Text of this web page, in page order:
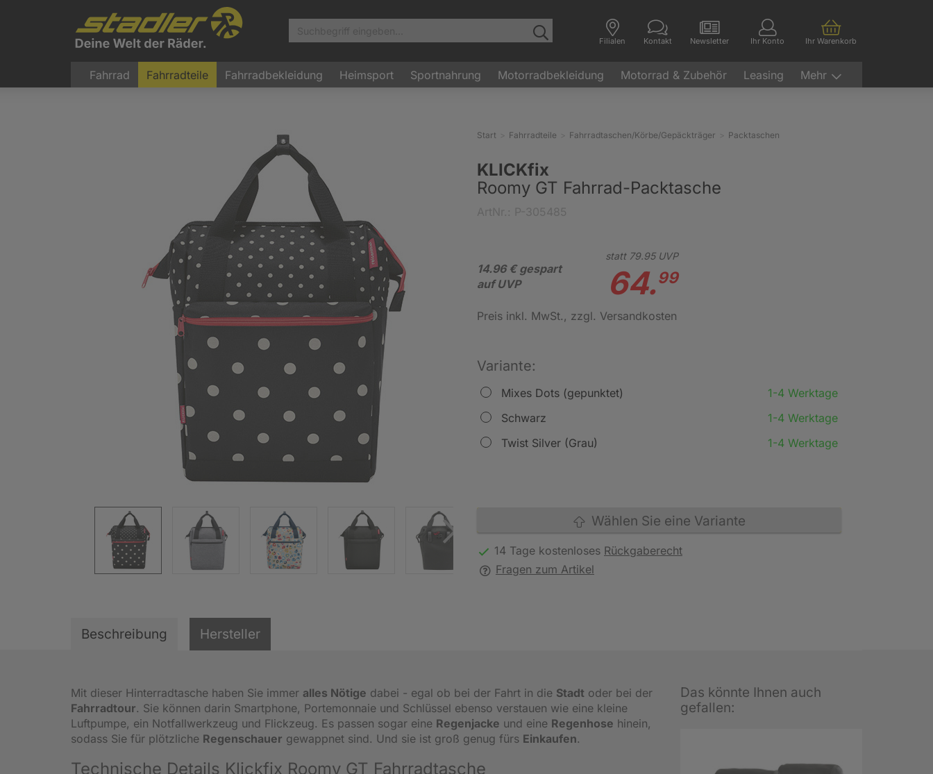
Filialen Kontakt Newsletter Ihr Konto Ihr Warenkorb
Fahrrad Fahrradteile Fahrradbekleidung Heimsport Sportnahrung Motorradbekleidung Motorrad & Zubehör Leasing Mehr
Start Fahrradteile Fahrradtaschen/Körbe/Gepäckträger Packtaschen
KLICKfix
Roomy GT Fahrrad-Packtasche
14.96 € gespart
auf UVP
statt 79.95UVP
64.99
Preis inkl. MwSt., zzgl. Versandkosten
Variante:
Mixes Dots (gepunktet)
1-4 Werktage
Schwarz
1-4 Werktage
Twist Silver (Grau)
1-4 Werktage
Wählen Sie eine Variante
14 Tage kostenloses Rückgaberecht
Fragen zum Artikel
Beschreibung Hersteller
Mit dieser Hinterradtasche haben Sie immer alles Nötige dabei - egal ob bei der Fahrt in die Stadt oder bei der
Fahrradtour. Sie können darin Smartphone, Portemonnaie und Schlüssel ebenso verstauen wie eine kleine
Luftpumpe, ein Notfallwerkzeug und Flickzeug. Es passen sogar eine Regenjacke und eine Regenhose hinein,
sodass Sie für plötzliche Regenschauer gewappnet sind. Und sie ist groß genug fürs Einkaufen.
Technische Details Klickfix Roomy GT Fahrradtasche
Das könnte Ihnen auch
gefallen: